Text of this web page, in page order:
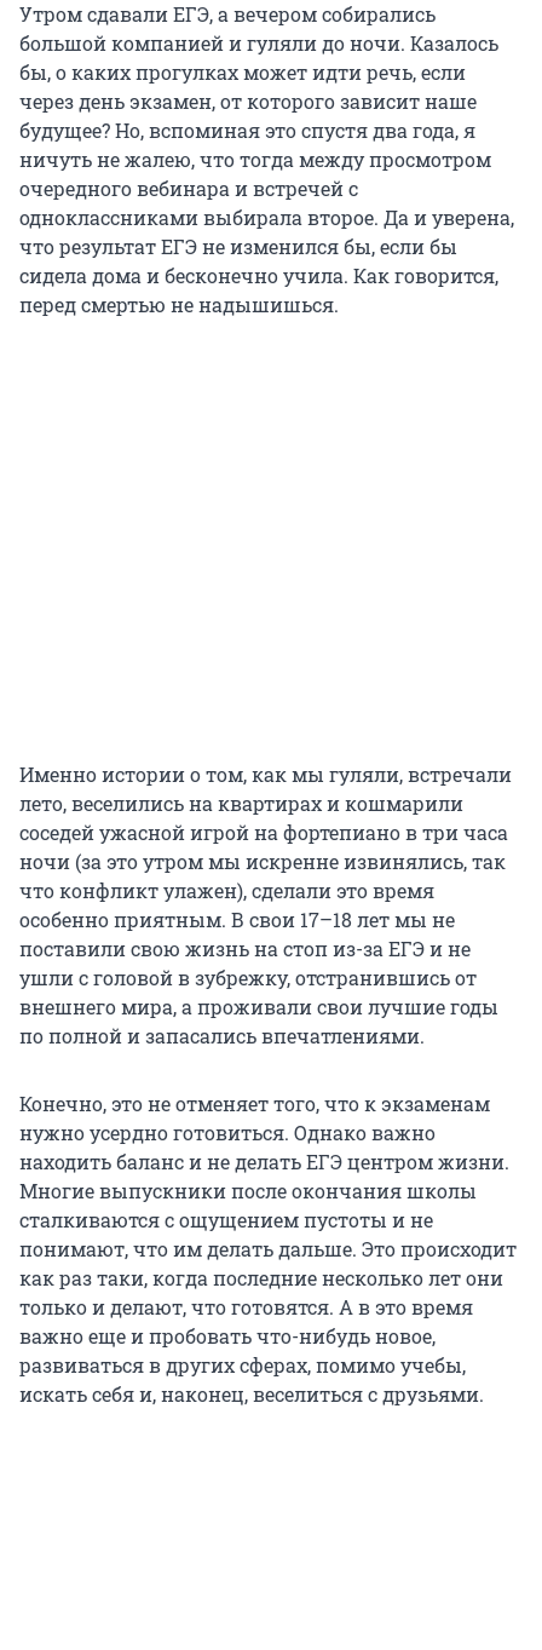
Утром сдавали ЕГЭ, а вечером собирались
большой компанией и гуляли до ночи. Казалось
бы, о каких прогулках может идти речь, если
через день экзамен, от которого зависит наше
будущее? Но, вспоминая это спустя два года, я
ничуть не жалею, что тогда между просмотром
очередного вебинара и встречей с
одноклассниками выбирала второе. Да и уверена,
что результат ЕГЭ не изменился бы, если бы
сидела дома и бесконечно учила. Как говорится,
перед смертью не надышишься.
Именно истории о том, как мы гуляли, встречали
лето, веселились на квартирах и кошмарили
соседей ужасной игрой на фортепиано в три часа
ночи (за это утром мы искренне извинялись, так
что конфликт улажен), сделали это время
особенно приятным. В свои 17–18 лет мы не
поставили свою жизнь на стоп из-за ЕГЭ и не
ушли с головой в зубрежку, отстранившись от
внешнего мира, а проживали свои лучшие годы
по полной и запасались впечатлениями.
Конечно, это не отменяет того, что к экзаменам
нужно усердно готовиться. Однако важно
находить баланс и не делать ЕГЭ центром жизни.
Многие выпускники после окончания школы
сталкиваются с ощущением пустоты и не
понимают, что им делать дальше. Это происходит
как раз таки, когда последние несколько лет они
только и делают, что готовятся. А в это время
важно еще и пробовать что-нибудь новое,
развиваться в других сферах, помимо учебы,
искать себя и, наконец, веселиться с друзьями.